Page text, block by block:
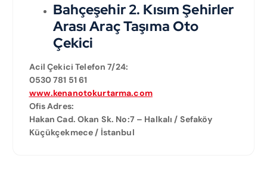
Bahçeşehir 2. Kısım Şehirler
Arası Araç Taşıma Oto
Çekici
Acil Çekici Telefon 7/24:
0530 781 51 61
www.kenanotokurtarma.com
Ofis Adres:
Hakan Cad. Okan Sk. No:7 – Halkalı / Sefaköy
Küçükçekmece / İstanbul